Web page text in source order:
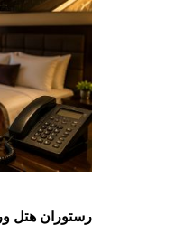
رستوران هتل